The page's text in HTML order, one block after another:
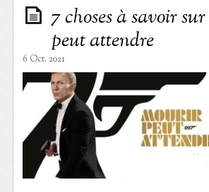
7 choses à savoir
peut attendre
6 Oct. 2021